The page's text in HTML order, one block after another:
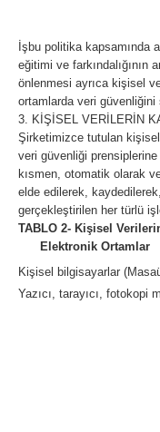
İşbu politika kapsamında
eğitimi ve
önlenmesi ayrıca kişisel
ortamlarda veri
3. KİŞİSEL VERİLERİN
Şirketimizce tutulan
veri güvenliği
kısmen, otomatik olarak
elde edilerek,
gerçekleştirilen her türlü
TABLO 2- Kişisel
Elektronik Ortamlar
Kişisel bilgisayarlar
Yazıcı, tarayıcı, fotokopi